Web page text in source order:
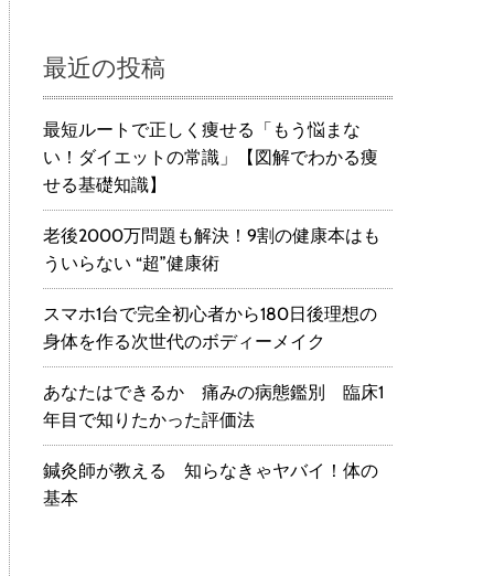
最近の投稿
最短ルートで正しく痩せる「もう悩まな
い！ダイエットの常識」【図解でわかる痩
せる基礎知識】
老後2000万問題も解決！9割の健康本はも
ういらない “超”健康術
スマホ1台で完全初心者から180日後理想の
身体を作る次世代のボディーメイク
あなたはできるか 痛みの病態鑑別 臨床1
年目で知りたかった評価法
鍼灸師が教える 知らなきゃヤバイ！体の
基本